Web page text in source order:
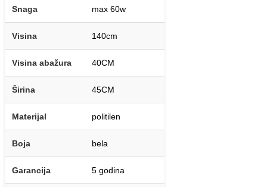
Snaga max 60w
Visina 140cm
Visina abažura 40CM
Širina 45CM
Materijal politilen
Boja bela
Garancija 5 godina